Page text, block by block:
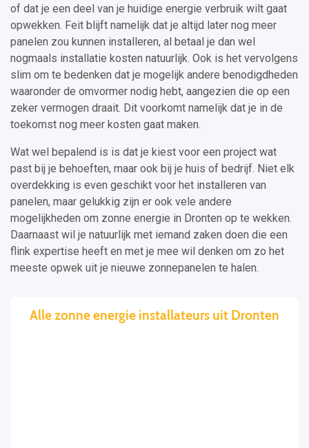
of dat je een deel van je huidige energie verbruik wilt gaat
opwekken. Feit blijft namelijk dat je altijd later nog meer
panelen zou kunnen installeren, al betaal je dan wel
nogmaals installatie kosten natuurlijk. Ook is het vervolgens
slim om te bedenken dat je mogelijk andere benodigdheden
waaronder de omvormer nodig hebt, aangezien die op een
zeker vermogen draait. Dit voorkomt namelijk dat je in de
toekomst nog meer kosten gaat maken.
Wat wel bepalend is is dat je kiest voor een project wat
past bij je behoeften, maar ook bij je huis of bedrijf. Niet elk
overdekking is even geschikt voor het installeren van
panelen, maar gelukkig zijn er ook vele andere
mogelijkheden om zonne energie in Dronten op te wekken.
Daarnaast wil je natuurlijk met iemand zaken doen die een
flink expertise heeft en met je mee wil denken om zo het
meeste opwek uit je nieuwe zonnepanelen te halen.
Alle zonne energie installateurs uit Dronten